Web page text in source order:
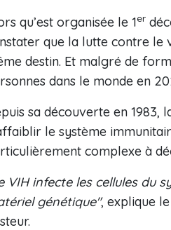
qu’est organisée le 1er
que la lutte contre le
destin. Et malgré de
dans le monde en
sa découverte en 1983,
le système
complexe à
VIH infecte les cellules du
génétique", explique